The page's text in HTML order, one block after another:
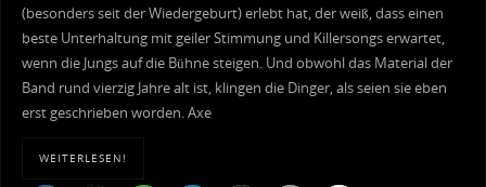
(besonders seit der Wiedergeburt) erlebt hat, der weiß, dass einen
beste Unterhaltung mit geiler Stimmung und Killersongs erwartet,
wenn die Jungs auf die Bühne steigen. Und obwohl das Material der
Band rund vierzig Jahre alt ist, klingen die Dinger, als seien sie eben
erst geschrieben worden. Axe
WEITERLESEN!